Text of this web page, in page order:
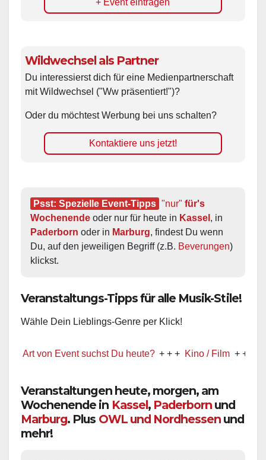
+ Event eintragen
Wildwechsel als Partner
Du interessierst dich für eine Medienpartnerschaft
mit Wildwechsel ("Ww präsentiert!")?
Oder du möchtest Werbung bei uns schalten?
Kontaktiere uns jetzt!
Psst: Spezielle Event-Tipps "nur" für's
Wochenende oder nur für heute in Kassel
Paderborn oder in Marburg, findest Du wenn
Du, auf den jeweiligen Begriff (z.B. Beverungen)
klickst.
Veranstaltungs-Tipps für alle Musik-Stile!
Wähle Dein Lieblings-Genre per Klick!
von Event suchst Du heute? + + + Kino / Film + + + Ww
Veranstaltungen heute, morgen, am
Wochenende in Kassel, Paderborn und
Marburg. Plus OWL und Nordhessen und
mehr!